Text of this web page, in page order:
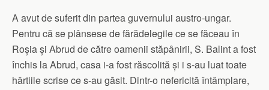
A avut de suferit din partea guvernului austro-ungar.
Pentru că se plânsese de fărădelegile ce se făceau în
Roșia și Abrud de către oamenii stăpânirii, S. Balint a fost
închis la Abrud, casa i-a fost răscolită și i s-au luat toate
hârtiile scrise ce s-au găsit. Dintr-o nefericită întâmplare,